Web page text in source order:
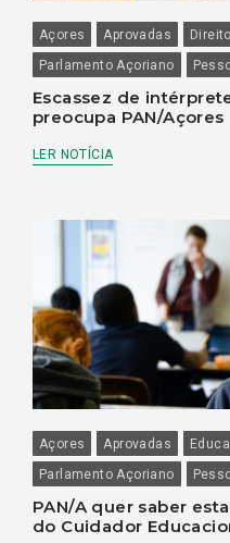
Açores Aprovadas
Parlamento Açoriano
Escassez de
preocupa PAN/Açores
LER NOTÍCIA
Açores Aprovadas
Parlamento Açoriano
PAN/A quer saber
do Cuidador